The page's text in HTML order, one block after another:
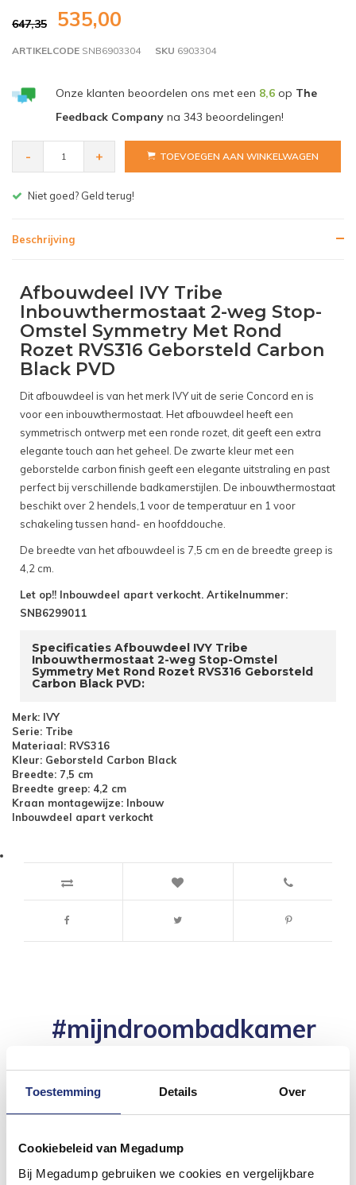
Toestemming Details Over
Cookiebeleid van Megadump
Bij Megadump gebruiken we cookies en vergelijkbare
647,35 535,00
ARTIKELCODE SNB6903304 SKU 6903304
Onze klanten beoordelen ons met een 8,6op The
Feedback Companyna 343 beoordelingen!
- + TOEVOEGEN AAN WINKELWAGEN
Gratis bezorgen v.a. € 150,- (NL)
Beschrijving
Afbouwdeel IVY Tribe
Inbouwthermostaat 2-weg Stop-
Omstel Symmetry Met Rond
Rozet RVS316 Geborsteld Carbon
Black PVD
Dit afbouwdeel is van het merk IVY uit de serie Concord en is
voor een inbouwthermostaat. Het afbouwdeel heeft een
symmetrisch ontwerp met een ronde rozet, dit geeft een extra
elegante touch aan het geheel. De zwarte kleur met een
geborstelde carbon finish geeft een elegante uitstraling en past
perfect bij verschillende badkamerstijlen. De inbouwthermostaat
beschikt over 2 hendels,1 voor de temperatuur en 1 voor
schakeling tussen hand- en hoofddouche.
De breedte van het afbouwdeel is 7,5 cm en de breedte greep is
4,2 cm.
Let op!! Inbouwdeel apart verkocht. Artikelnummer:
SNB6299011
Specificaties Afbouwdeel IVY Tribe
Inbouwthermostaat 2-weg Stop-Omstel
Symmetry Met Rond Rozet RVS316 Geborsteld
Carbon Black PVD:
Merk: IVY
Serie: Tribe
Materiaal: RVS316
Kleur: Geborsteld Carbon Black
Breedte: 7,5 cm
Breedte greep: 4,2 cm
Kraan montagewijze: Inbouw
Inbouwdeel apart verkocht
#mijndroombadkamer
badkamer op Instagram met #mijndroombadkamer
inspirerende omgeving vol met unieke